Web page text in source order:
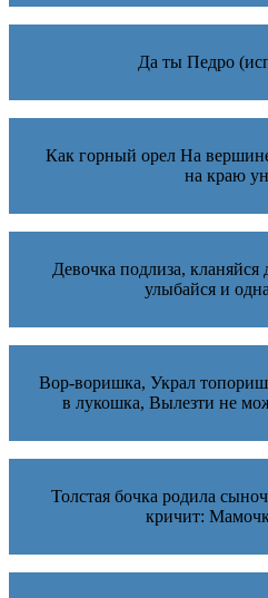
Да ты Педро
Как горный орел На
на краю
Девочка подлиза,
улыбайся и
Вор-воришка, Украл
в лукошка, Вылезти не
Толстая бочка родила
кричит: